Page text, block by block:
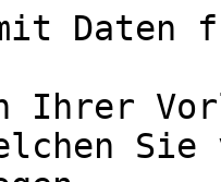
Daten
Ihrer
Sie